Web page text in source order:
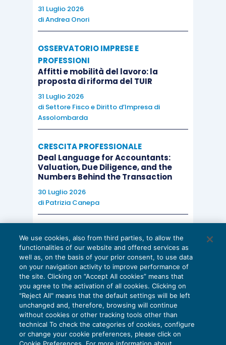
31 Luglio 2026
diAndrea Onori
OSSERVATORIO IMPRESE E
PROFESSIONI
Affitti e mobilità del lavoro: la
proposta di riforma del TUIR
31 Luglio 2026
di Settore Fisco e Diritto d’Impresa di
Assolombarda
CRESCITA PROFESSIONALE
Deal Language for Accountants:
Valuation, Due Diligence, and the
Numbers Behind the Transaction
30 Luglio 2026
di Patrizia Canepa
EU AI Act e studi professionali: le
scadenze concrete
27 Luglio 2026
di Diego BarberieStefano Dovier
We use cookies, also from third parties, to allow the
functionalities of our website and offered services as
well as, on the basis of your prior consent, to use data
on your navigation activity to improve performance of
the site. Clicking on “Accept All cookies” means that
you agree to the activation of all cookies. Clicking on
"Reject All" means that the default settings will be left
unchanged and, therefore, browsing will continue
without cookies or other tracking tools other than
technical To check the categories of cookies, configure
or change your cookie preferences, please click on